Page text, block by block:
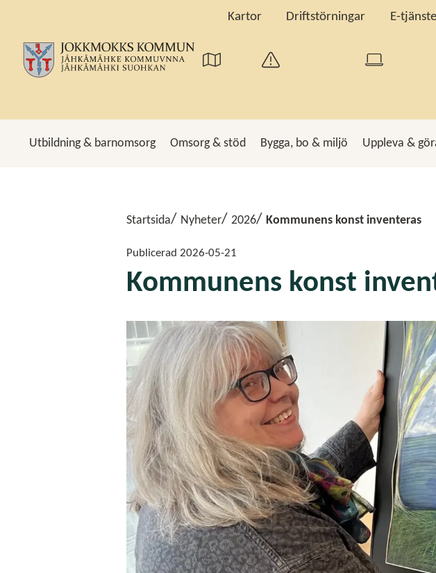
Kartor Driftstörningar E-
Utbildning & barnomsorg Omsorg & stöd Bygga, bo & miljö Uppleva &
Startsida Nyheter 2026 Kommunens konst inventeras
Kommunens konst
Publicerad 2026-05-21